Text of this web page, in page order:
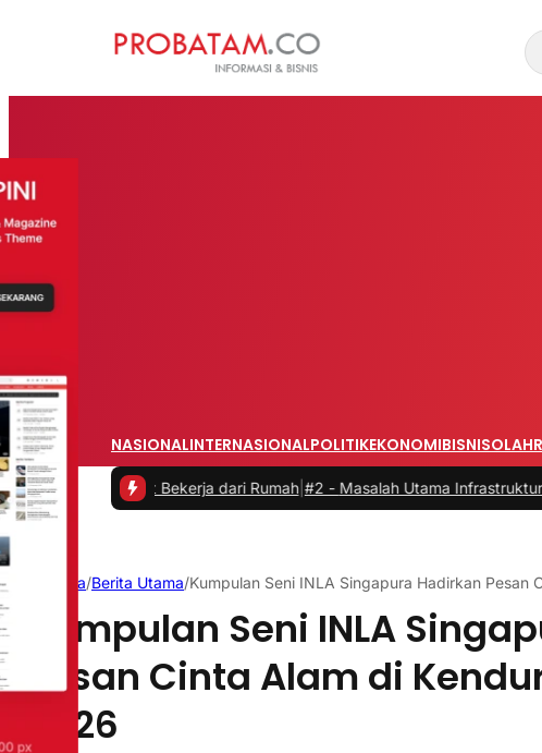
NASIONALINTERNASIONALPOLITIKEKONOMIBISNIS
Bekerja dari Rumah|#2 -Masalah Utama Infrastruktur Pengisian
Beranda/Berita Utama/Kumpulan Seni INLA Singapura Hadirkan Pesan
Kumpulan Seni INLA
Pesan Cinta Alam di
2026